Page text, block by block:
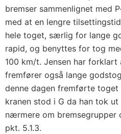
bremser sammenlignet med
med at en lengre
hele toget, særlig for lange
rapid, og benyttes for tog
100 km/t. Jensen har
fremfører også lange
denne dagen fremførte
kranen stod i G da han tok
nærmere om bremsegrupper
pkt. 5.1.3.